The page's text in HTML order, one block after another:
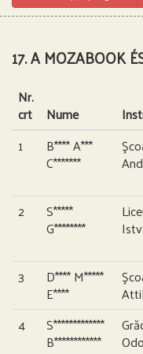
17. A MOZABOOK
Nr.
crt Nume
1
B**** A***
C*******
2
S*****
G********
3
D**** M*****
E****
4
S*************
B************